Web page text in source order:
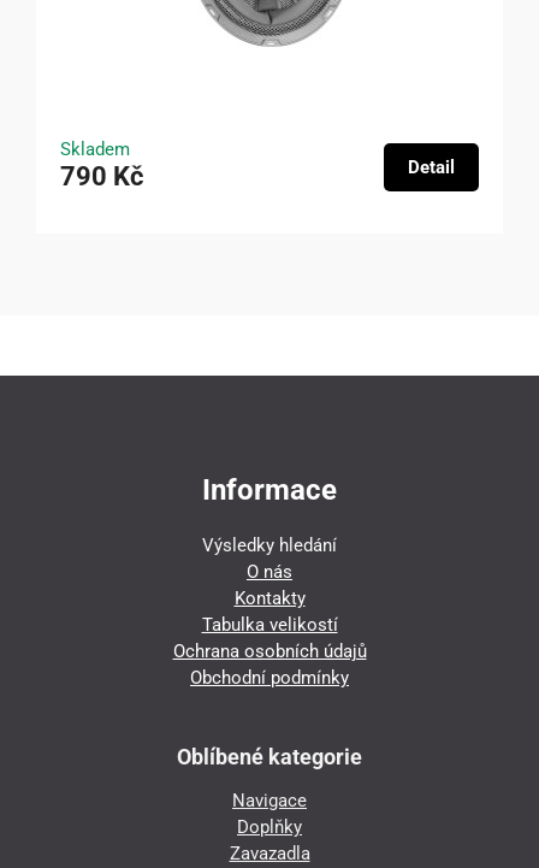
Skladem
790 Kč Detail
Informace
Výsledky hledání
O nás
Kontakty
Tabulka velikostí
Ochrana osobních údajů
Obchodní podmínky
Oblíbené kategorie
Navigace
Doplňky
Zavazadla